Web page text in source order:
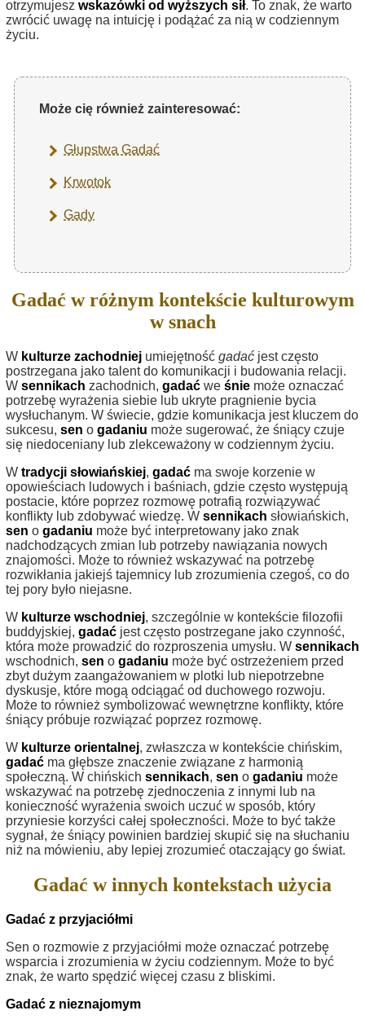
otrzymujesz wskazówki od wyższych sił. To znak, że warto
zwrócić uwagę na intuicję i podążać za nią w codziennym
życiu.
Może cię również zainteresować:
Głupstwa Gadać
Krwotok
Gady
Gadać w różnym kontekście kulturowym
w snach
W kulturze zachodniej umiejętność gadać jest często
postrzegana jako talent do komunikacji i budowania relacji.
W sennikach zachodnich, gadać we śnie może oznaczać
potrzebę wyrażenia siebie lub ukryte pragnienie bycia
wysłuchanym. W świecie, gdzie komunikacja jest kluczem do
sukcesu, sen o gadaniu może sugerować, że śniący czuje
się niedoceniany lub zlekceważony w codziennym życiu.
W tradycji słowiańskiej, gadać ma swoje korzenie w
opowieściach ludowych i baśniach, gdzie często występują
postacie, które poprzez rozmowę potrafią rozwiązywać
konflikty lub zdobywać wiedzę. W sennikach słowiańskich,
sen o gadaniu może być interpretowany jako znak
nadchodzących zmian lub potrzeby nawiązania nowych
znajomości. Może to również wskazywać na potrzebę
rozwikłania jakiejś tajemnicy lub zrozumienia czegoś, co do
tej pory było niejasne.
W kulturze wschodniej, szczególnie w kontekście filozofii
buddyjskiej, gadać jest często postrzegane jako czynność,
która może prowadzić do rozproszenia umysłu. W sennikach
wschodnich, sen o gadaniu może być ostrzeżeniem przed
zbyt dużym zaangażowaniem w plotki lub niepotrzebne
dyskusje, które mogą odciągać od duchowego rozwoju.
Może to również symbolizować wewnętrzne konflikty, które
śniący próbuje rozwiązać poprzez rozmowę.
W kulturze orientalnej, zwłaszcza w kontekście chińskim,
gadać ma głębsze znaczenie związane z harmonią
społeczną. W chińskich sennikach, sen o gadaniu może
wskazywać na potrzebę zjednoczenia z innymi lub na
konieczność wyrażenia swoich uczuć w sposób, który
przyniesie korzyści całej społeczności. Może to być także
sygnał, że śniący powinien bardziej skupić się na słuchaniu
niż na mówieniu, aby lepiej zrozumieć otaczający go świat.
Gadać w innych kontekstach użycia
Gadać z przyjaciółmi
Sen o rozmowie z przyjaciółmi może oznaczać potrzebę
wsparcia i zrozumienia w życiu codziennym. Może to być
znak, że warto spędzić więcej czasu z bliskimi.
Gadać z nieznajomym